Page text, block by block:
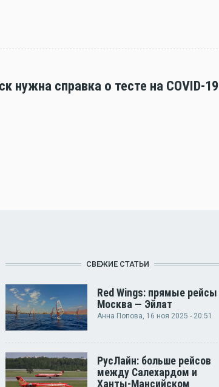
справка о тесте на COVID-19
СВЕЖИЕ СТАТЬИ
Red Wings: прямые рейсы
Москва — Эйлат
Анна Попова, 16 ноя 2025 - 20:51
РусЛайн: больше рейсов
между Салехардом и
Ханты-Мансийском